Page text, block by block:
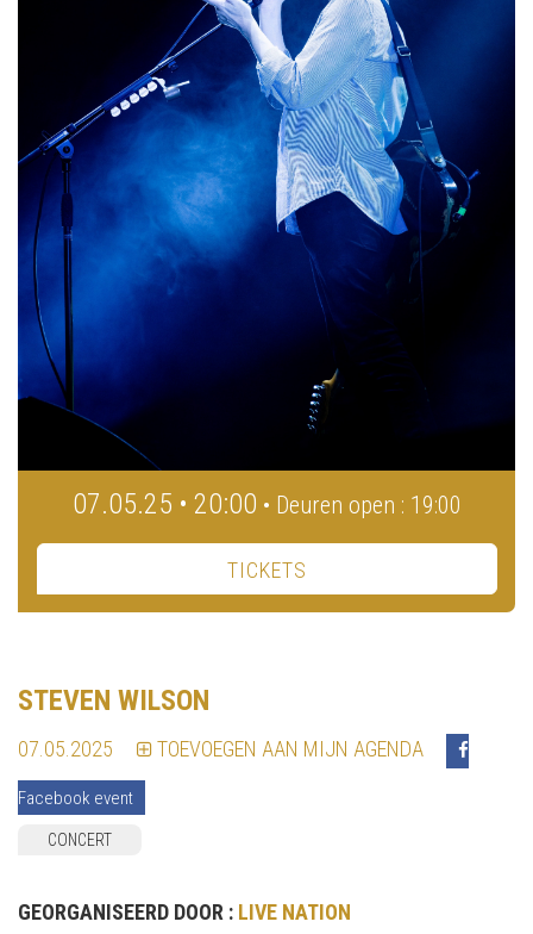
07.05.25 • 20:00 • Deuren open : 19:00
TICKETS
STEVEN WILSON
07.05.2025 TOEVOEGEN AAN MIJN AGENDA
Facebook event
CONCERT
GEORGANISEERD DOOR : LIVE NATION